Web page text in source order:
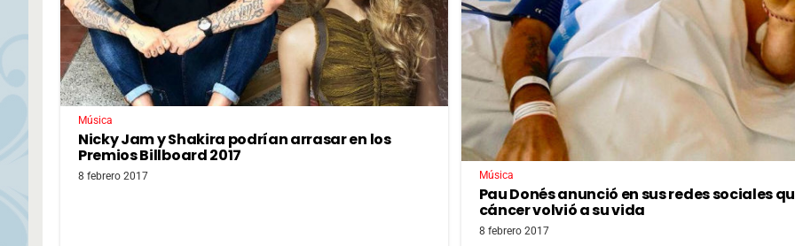
Música
Nicky Jam y Shakira podrían arrasar en los
Premios Billboard 2017
8 febrero 2017 Música
Pau Donés anunció en sus redes sociales
cáncer volvió a su vida
8 febrero 2017